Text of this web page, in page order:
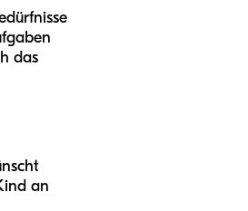
das
an